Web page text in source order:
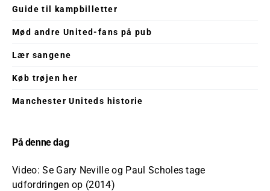
Guide til kampbilletter
Mød andre United-fans på pub
Lær sangene
Køb trøjen her
Manchester Uniteds historie
På denne dag
Video: Se Gary Neville og Paul Scholes tage
udfordringen op (2014)